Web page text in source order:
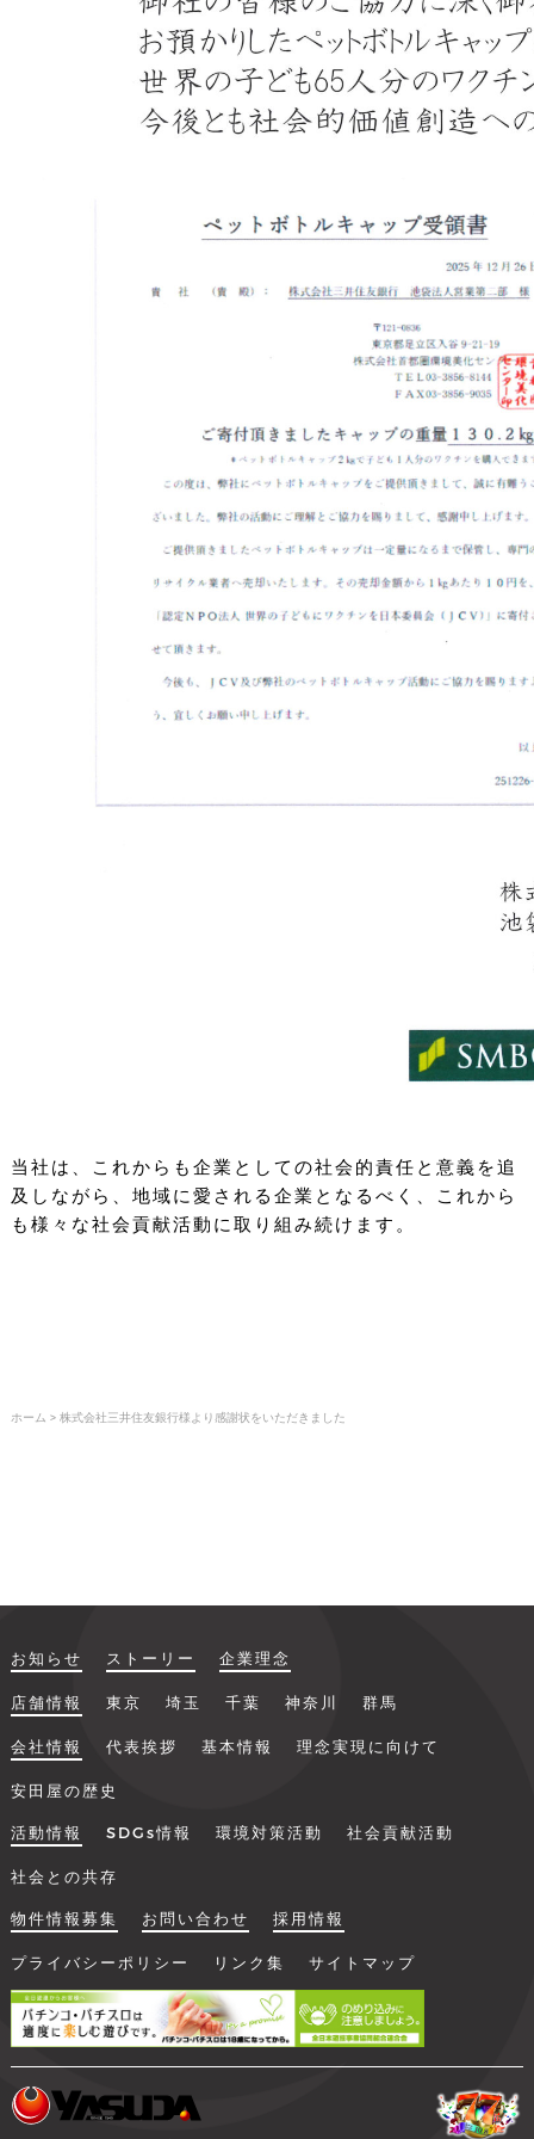
当社は、これからも企業としての社会的責任と意義を追
及しながら、地域に愛される企業となるべく、これから
も様々な社会貢献活動に取り組み続けます。
ホーム > 株式会社三井住友銀行様より感謝状をいただきました
お知らせ ストーリー 企業理念
店舗情報 東京 埼玉 千葉 神奈川 群馬
会社情報 代表挨拶 基本情報 理念実現に向けて
安田屋の歴史
活動情報 SDGs情報 環境対策活動 社会貢献活動
社会との共存
物件情報募集 お問い合わせ 採用情報
プライバシーポリシー リンク集 サイトマップ